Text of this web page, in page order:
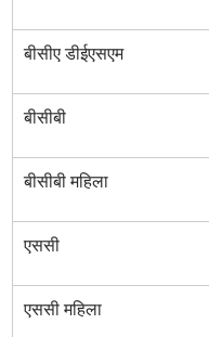
बीसीए डीईएसएम
बीसीबी
बीसीबी महिला
एससी
एससी महिला